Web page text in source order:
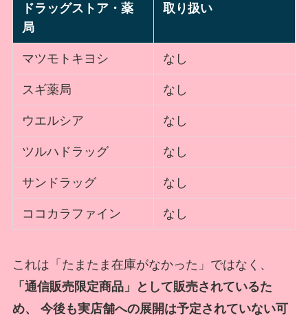
ドラッグストア・薬
局
取り扱い
マツモトキヨシ なし
スギ薬局 なし
ウエルシア なし
ツルハドラッグ なし
サンドラッグ なし
ココカラファイン なし
これは「たまたま在庫がなかった」ではなく、
「通信販売限定商品」として販売されているた
め、 今後も実店舗への展開は予定されていない可